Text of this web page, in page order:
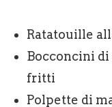
Ratatouille
Bocconcini di
fritti
Polpette di